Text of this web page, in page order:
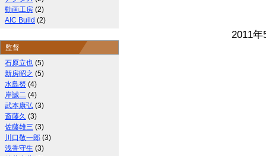
2011
動画工房 (2)
AIC Build (2)
監督
石原立也 (5)
新房昭之 (5)
水島努 (4)
岸誠二 (4)
武本康弘 (3)
斎藤久 (3)
佐藤雄三 (3)
川口敬一郎 (3)
浅香守生 (3)